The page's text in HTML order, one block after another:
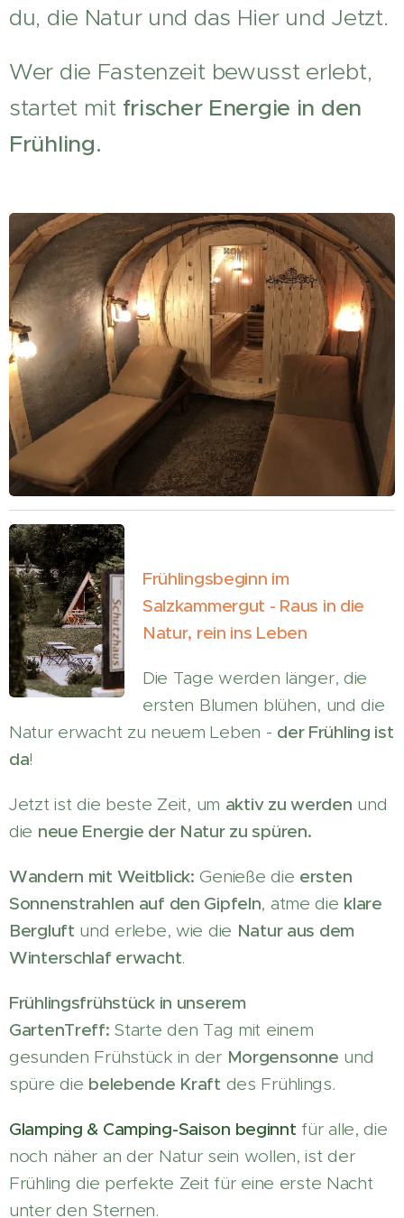
du, die Natur und das Hier und Jetzt.
Wer die Fastenzeit bewusst erlebt,
startet mit frischer Energie in den
Frühling.
Frühlingsbeginn im
Salzkammergut - Raus in die
Natur, rein ins Leben
Die Tage werden länger, die
ersten Blumen blühen, und die
Natur erwacht zu neuem Leben - der Frühling ist
da!
Jetzt ist die beste Zeit, um aktiv zu werden und
die neue Energie der Natur zu spüren.
Wandern mit Weitblick: Genieße die ersten
Sonnenstrahlen auf den Gipfeln, atme die klare
Bergluft und erlebe, wie die Natur aus dem
Winterschlaf erwacht.
Frühlingsfrühstück in unserem
GartenTreff: Starte den Tag mit einem
gesunden Frühstück in der Morgensonne und
spüre die belebende Kraft des Frühlings.
Glamping & Camping-Saison beginntfür alle, die
noch näher an der Natur sein wollen, ist der
Frühling die perfekte Zeit für eine erste Nacht
unter den Sternen.